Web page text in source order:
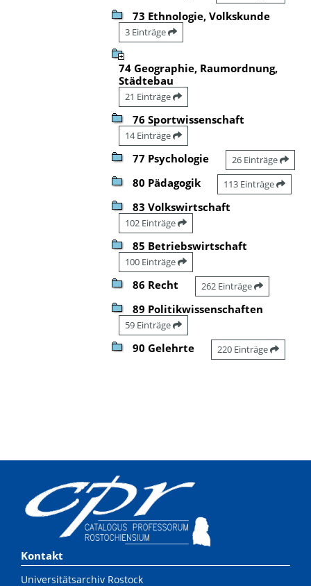
73 Ethnologie, Volkskunde
3 Einträge
74 Geographie, Raumordnung,
Städtebau
21 Einträge
76 Sportwissenschaft
14 Einträge
77 Psychologie 26 Einträge
80 Pädagogik 113 Einträge
83 Volkswirtschaft
102 Einträge
85 Betriebswirtschaft
100 Einträge
86 Recht 262 Einträge
89 Politikwissenschaften
59 Einträge
90 Gelehrte 220 Einträge
Kontakt
Universitätsarchiv Rostock